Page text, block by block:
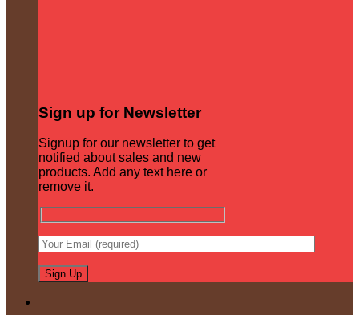
Sign up for Newsletter
Signup for our newsletter to get
notified about sales and new
products. Add any text here or
remove it.